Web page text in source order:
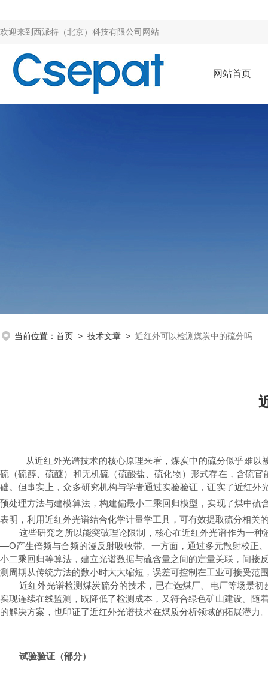
欢迎来到 西派特（北京）科技有限公司网站
网站首页
当前位置： 首页 > 技术文章 > 近红外可以检测煤炭中的硫分吗
从近红外光谱技术的核心原理来看，煤炭中的硫分似乎难
硫（硫醇、硫醚）和无机硫（硫酸盐、硫化物）形式存在，含硫
础。但事实上，众多研究机构与学者通过实验验证，证实了近红
预处理方法与建模算法，构建偏最小二乘回归模型，实现了煤中
表明，利用近红外光谱结合化学计量学工具，可有效提取硫分相关
这些研究之所以能突破理论限制，核心在近红外光谱作为一种
—O产生倍频与合频的漫反射吸收带。一方面，通过多元散射校正
小二乘回归等算法，建立光谱数据与硫含量之间的定量关联，间
测周期从传统方法的数小时大大缩短，误差可控制在工业可接受范
近红外光谱检测煤炭硫分的技术，已在选煤厂、电厂等场景
实现连续在线监测，既降低了检测成本，又符合绿色矿山建设。
的解决方案，也印证了近红外光谱技术在煤质分析领域的拓展潜力
试验验证（部分）